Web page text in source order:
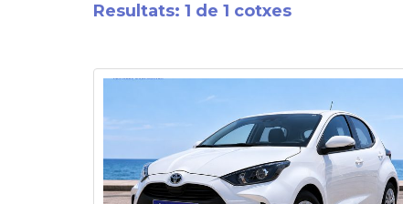
Resultats: 1 de 1 cotxes